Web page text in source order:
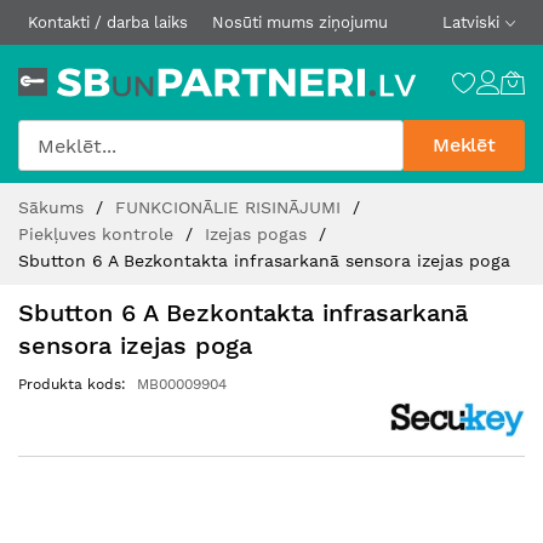
Kontakti / darba laiks Nosūti mums ziņojumu Latviski
Meklēt
Content
Sākums
FUNKCIONĀLIE RISINĀJUMI
Piekļuves kontrole
Izejas pogas
Sbutton 6 A Bezkontakta infrasarkanā sensora izejas poga
Sbutton 6 A Bezkontakta infrasarkanā
sensora izejas poga
Produkta kods MB00009904